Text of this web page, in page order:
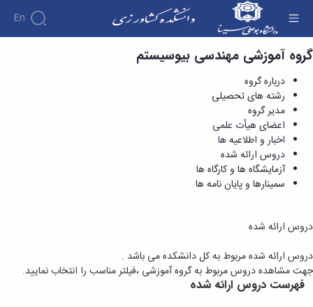
En
دروس ارائه شده - دانشکده کشاورزی
گروه آموزشی مهندسی بیوسیستم
درباره گروه
رشته های تحصیلی
مدیر گروه
اعضای هیأت علمی
اخبار و اطلاعیه ها
دروس ارائه شده
آزمایشگاه ها و کارگاه ها
سمینارها و پایان نامه ها
دروس ارائه شده
دروس ارائه شده مربوط به کل دانشکده می باشد .
جهت مشاهده دروس مربوط به گروه آموزشی ،فیلتر مناسب را انتخاب نمایید.
فهرست دروس ارائه شده